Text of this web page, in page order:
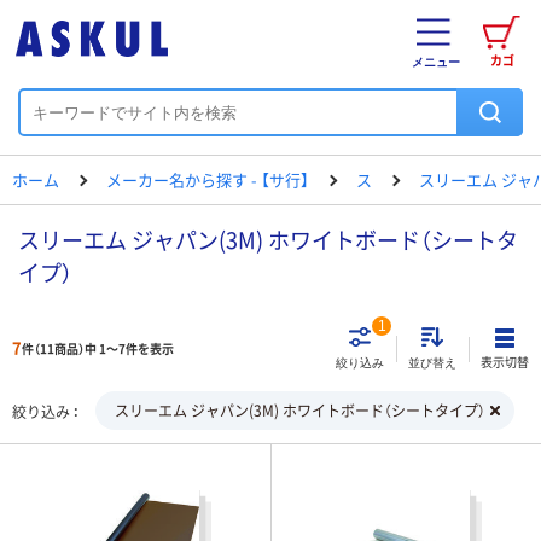
カゴ
メニュー
ホーム メーカー名から探す - 【サ行】 ス スリーエム ジャ
スリーエム ジャパン(3M) ホワイトボード（シートタ
イプ）
7件（11商品）中 1～7件を表示
絞り込み
1
並び替え 表示切替
絞り込み スリーエム ジャパン(3M) ホワイトボード（シートタイプ）